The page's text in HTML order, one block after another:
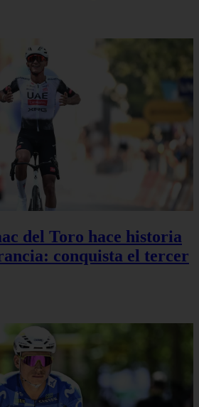
del Toro hace historia
conquista el tercer